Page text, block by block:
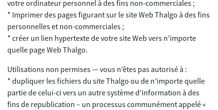
votre ordinateur personnel à des fins non-commerciales ;
* Imprimer des pages figurant sur le site Web Thalgo à des fins
personnelles et non-commerciales ;
* créer un lien hypertexte de votre site Web vers n’importe
quelle page Web Thalgo.
Utilisations non permises — vous n’êtes pas autorisé à :
* dupliquer les fichiers du site Thalgo ou de n’importe quelle
partie de celui-ci vers un autre système d’information à des
fins de republication – un processus communément appelé «